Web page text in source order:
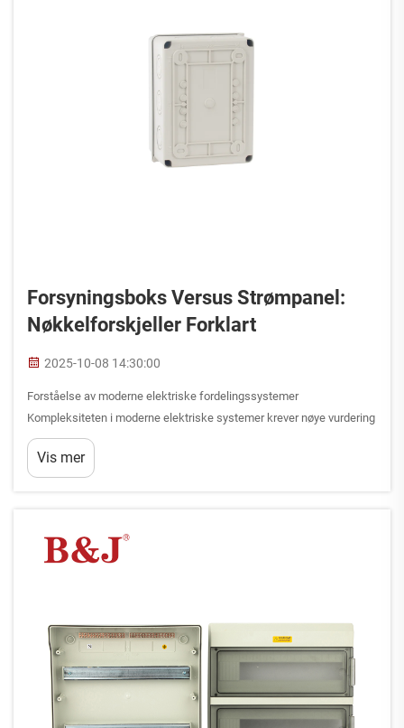
Forsyningsboks Versus Strømpanel:
Nøkkelforskjeller Forklart
2025-10-08 14:30:00
Forståelse av moderne elektriske fordelingssystemer
Kompleksiteten i moderne elektriske systemer krever nøye vurdering
av hvordan strøm distribueres gjennom bygninger. I sentrum av disse
systemene ligger den kritiske beslutningen om å bruke en...
Vis mer